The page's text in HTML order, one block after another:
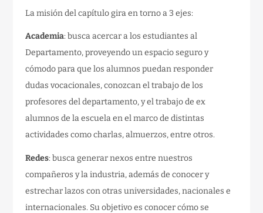
La misión del capítulo gira en torno a 3 ejes:
Academia: busca acercar a los estudiantes al
Departamento, proveyendo un espacio seguro y
cómodo para que los alumnos puedan responder
dudas vocacionales, conozcan el trabajo de los
profesores del departamento, y el trabajo de ex
alumnos de la escuela en el marco de distintas
actividades como charlas, almuerzos, entre otros.
Redes: busca generar nexos entre nuestros
compañeros y la industria, además de conocer y
estrechar lazos con otras universidades, nacionales e
internacionales. Su objetivo es conocer cómo se